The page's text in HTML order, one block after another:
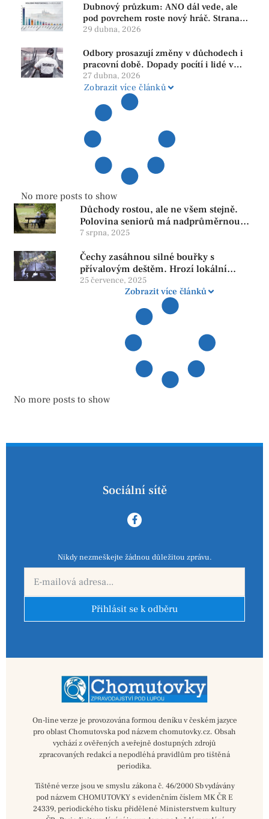
Dubnový průzkum: ANO dál vede, ale
pod povrchem roste nový hráč. Strana
PRO se drží nejvýš mezi menšími
29 dubna, 2026
Odbory prosazují změny v důchodech i
pracovní době. Dopady pocítí i lidé v
našem regionu
27 dubna, 2026
Zobrazit více článků
No more posts to show
Důchody rostou, ale ne všem stejně.
Polovina seniorů má nadprůměrnou
penzi, tisíce však žijí pod hranicí
reformy
7 srpna, 2025
Čechy zasáhnou silné bouřky s
přívalovým deštěm. Hrozí lokální
zatopení
25 července, 2025
Zobrazit více článků
No more posts to show
Sociální sítě
Nikdy nezmeškejte žádnou důležitou zprávu.
Přihlásit se k odběru
On-line verze je provozována formou deníku v českém jazyce
pro oblast Chomutovska pod názvem chomutovky.cz. Obsah
vychází z ověřených a veřejně dostupných zdrojů
zpracovaných redakcí a nepodléhá pravidlům pro tištěná
periodika.
Tištěné verze jsou ve smyslu zákona č. 46/2000 Sb vydávány
pod názvem CHOMUTOVKY s evidenčním číslem MK ČR E
24339, periodického tisku přidělené Ministerstvem kultury